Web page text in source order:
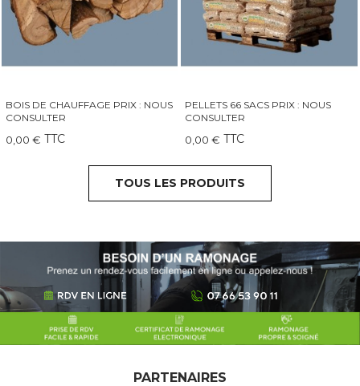
PELLETS 66 SACS PRIX : NOUS
CONSULTER
0,00 € TTC
QAÏTO 30 GRAND INSERT-
CHEMINÉE-POÊLE
249,00 € TTC
TOUS LES PRODUITS
PARTENAIRES